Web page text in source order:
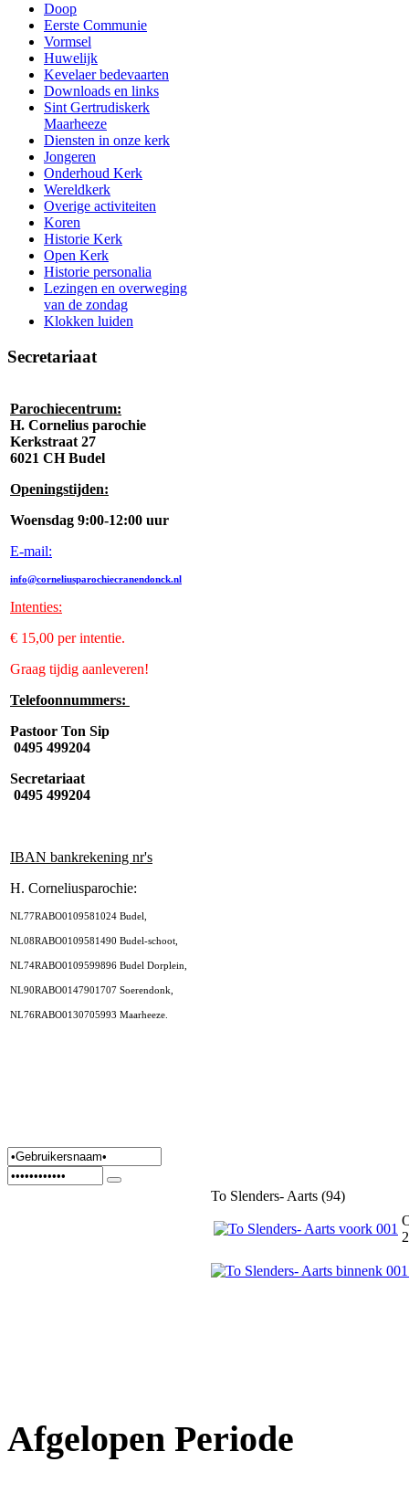
Doop
Eerste Communie
Vormsel
Huwelijk
Kevelaer bedevaarten
Downloads en links
Sint Gertrudiskerk
Maarheeze
Diensten in onze kerk
Jongeren
Onderhoud Kerk
Wereldkerk
Overige activiteiten
Koren
Historie Kerk
Open Kerk
Historie personalia
Lezingen en overweging
van de zondag
Klokken luiden
Secretariaat
Parochiecentrum:
H. Cornelius parochie
Kerkstraat 27
6021 CH Budel
Openingstijden:
Woensdag 9:00-12:00 uur
E-mail:
info@corneliusparochiecranendonck.nl
Intenties:
€ 15,00 per intentie.
Graag tijdig aanleveren!
Telefoonnummers:
Pastoor Ton Sip
0495 499204
Secretariaat
0495 499204
IBAN bankrekening nr's
H. Corneliusparochie:
NL77RABO0109581024 Budel,
NL08RABO0109581490 Budel-schoot,
NL74RABO0109599896 Budel Dorplein,
NL90RABO0147901707 Soerendonk,
NL76RABO0130705993 Maarheeze.
To Slenders- Aarts (94)
Afgelopen Periode